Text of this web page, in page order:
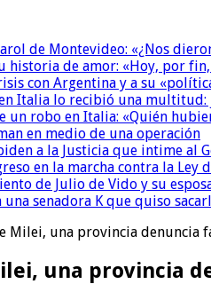
de Montevideo: «¿Nos
historia de amor: «Hoy, por
con Argentina y a su
Italia lo recibió una
un robo en Italia: «Quién
en medio de una operación
a la Justicia que intime al
en la marcha contra la Ley
de Julio de Vido y su
una senadora K que quiso
Milei, una provincia denuncia
una provincia